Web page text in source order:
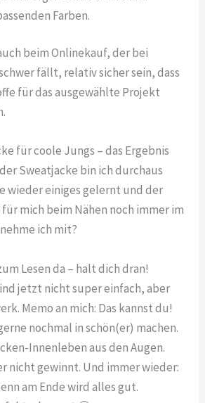
Farben.
beim Onlinekauf, der bei
fällt, relativ sicher sein, dass
für das ausgewählte Projekt
für coole Jungs – das Ergebnis
Sweatjacke bin ich durchaus
wieder einiges gelernt und der
mich beim Nähen noch immer im
ich mit?
Lesen da – halt dich dran!
jetzt nicht super einfach, aber
Memo an mich: Das kannst du!
nochmal in schön(er) machen.
Innenleben aus den Augen.
nicht gewinnt. Und immer wieder:
am Ende wird alles gut.